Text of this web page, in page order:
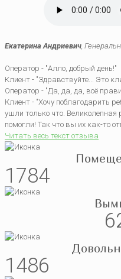
Екатерина Андриевич,
Оператор - "Алло, добрый день!"
Клиент - "Здравствуйте... Это
Оператор - "Да, да, да, всё
Клиент - "Хочу поблагодарить
ушли только что. Великолепная
помогли! Так что вы их как-то
Читать весь текст отзыва
1784
1486